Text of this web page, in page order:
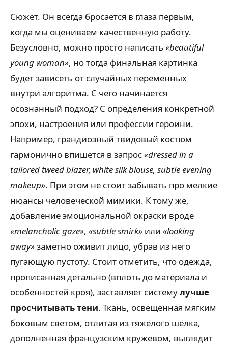
Сюжет. Он всегда бросается в глаза первым,
когда мы оцениваем качественную работу.
Безусловно, можно просто написать «beautiful
young woman», но тогда финальная картинка
будет зависеть от случайных переменных
внутри алгоритма. С чего начинается
осознанный подход? С определения конкретной
эпохи, настроения или профессии героини.
Например, грандиозный твидовый костюм
гармонично впишется в запрос«dressed in a
tailored tweed blazer, white silk blouse, subtle evening
makeup». При этом не стоит забывать про мелкие
нюансы человеческой мимики. К тому же,
добавление эмоциональной окраски вроде
«melancholic gaze», «subtle smirk» или «looking
away»заметно оживит лицо, убрав из него
пугающую пустоту. Стоит отметить, что одежда,
прописанная детально (вплоть до материала и
особенностей кроя), заставляет системулучше
просчитывать тени. Ткань, освещённая мягким
боковым светом, отлитая из тяжёлого шёлка,
дополненная французским кружевом, выглядит